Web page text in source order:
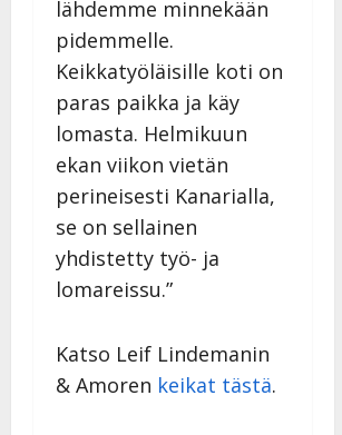
lähdemme minnekään
pidemmelle.
Keikkatyöläisille koti on
paras paikka ja käy
lomasta. Helmikuun
ekan viikon vietän
perineisesti Kanarialla,
se on sellainen
yhdistetty työ- ja
lomareissu.”
Katso Leif Lindemanin
& Amoren keikat tästä.